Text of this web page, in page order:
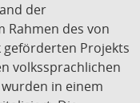
der
Rahmen des von
Projekts
volkssprachlichen
in einem